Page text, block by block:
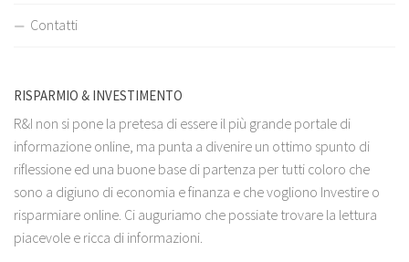
Contatti
RISPARMIO & INVESTIMENTO
R&I non si pone la pretesa di essere il più grande portale di
informazione online, ma punta a divenire un ottimo spunto di
riflessione ed una buone base di partenza per tutti coloro che
sono a digiuno di economia e finanza e che vogliono Investire o
risparmiare online. Ci auguriamo che possiate trovare la lettura
piacevole e ricca di informazioni.